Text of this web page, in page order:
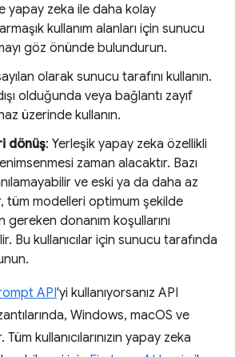
yapay zeka ile daha kolay
kullanım alanları için sunucu
göz önünde bulundurun.
olarak sunucu tarafını kullanın.
olduğunda veya bağlantı zayıf
üzerinde kullanın.
dönüş: Yerleşik yapay zeka özellikli
zaman alacaktır. Bazı
ve eski ya da daha az
tüm modelleri optimum şekilde
gereken donanım koşullarını
Bu kullanıcılar için sunucu tarafında
API'yi kullanıyorsanız API
Windows, macOS ve
kullanıcılarınızın yapay zeka